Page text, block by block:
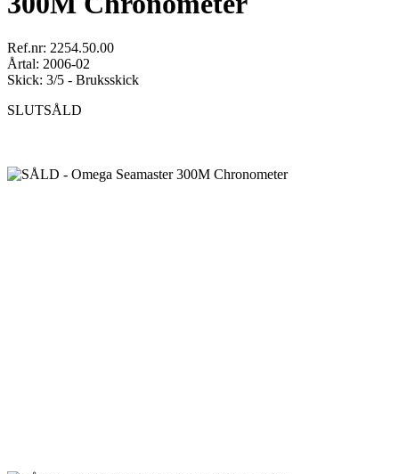
Ref.nr: 2254.50.00
Årtal: 2006-02
Skick: 3/5 - Bruksskick
SLUTSÅLD